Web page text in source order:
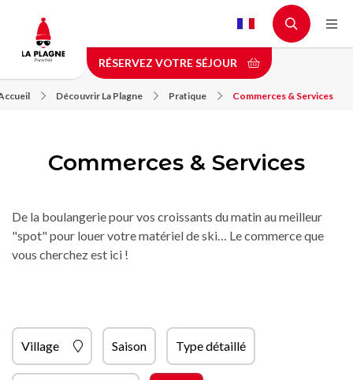
contenu
principal
RÉSERVEZ VOTRE SÉJOUR
Découvrir La Plagne Pratique Commerces & Services
Commerces & Services
De la boulangerie pour vos croissants du matin au meilleur
"spot" pour louer votre matériel de ski… Le commerce que
vous cherchez est ici !
Village Saison Type détaillé